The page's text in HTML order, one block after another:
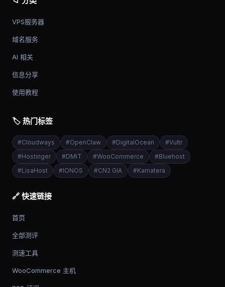
VPS服务器
域名服务
AI 相关
信息分享
使用教程
🏷️ 热门标签
#Cloudways #OpenClaw #DigitalOcean #Vultr
#Hostinger #DMIT #WooCommerce #Bluehost
#LisaHost #IONOS #CN2 GIA #Kamatera
🔗 快速链接
首页
全部测评
测速工具
WooCommerce 主机